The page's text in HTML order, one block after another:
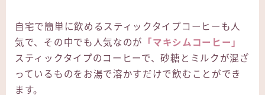
自宅で簡単に飲めるスティックタイプコーヒーも人
気で、その中でも人気なのが
「マキシムコーヒー」
スティックタイプのコーヒーで、砂糖とミルクが混ざ
っているものをお湯で溶かすだけで飲むことができ
ます。